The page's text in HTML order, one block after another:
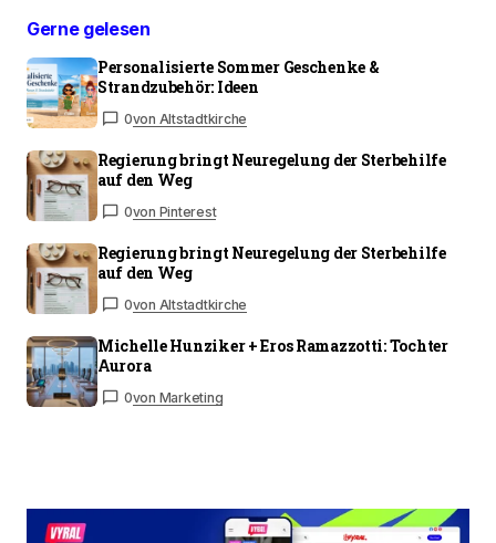
Gerne gelesen
Personalisierte Sommer Geschenke &
Strandzubehör: Ideen
0von Altstadtkirche
Regierung bringt Neuregelung der Sterbehilfe
auf den Weg
0von Pinterest
Regierung bringt Neuregelung der Sterbehilfe
auf den Weg
0von Altstadtkirche
Michelle Hunziker + Eros Ramazzotti: Tochter
Aurora
0von Marketing